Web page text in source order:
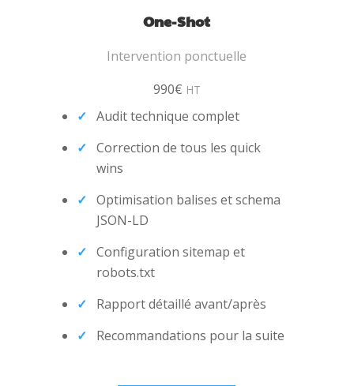
One-Shot
Intervention ponctuelle
990€ HT
Audit technique complet
Correction de tous les quick
wins
Optimisation balises et schema
JSON-LD
Configuration sitemap et
robots.txt
Rapport détaillé avant/après
Recommandations pour la suite